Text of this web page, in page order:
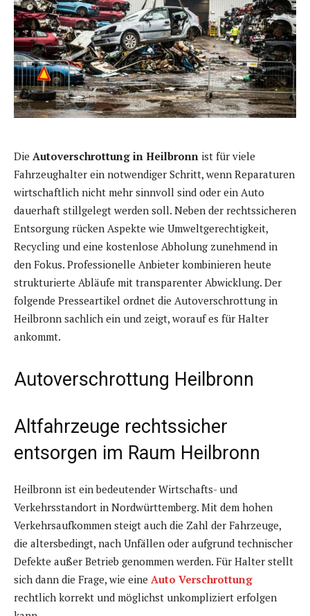
Die Autoverschrottung in Heilbronn ist für viele
Fahrzeughalter ein notwendiger Schritt, wenn Reparaturen
wirtschaftlich nicht mehr sinnvoll sind oder ein Auto
dauerhaft stillgelegt werden soll. Neben der rechtssicheren
Entsorgung rücken Aspekte wie Umweltgerechtigkeit,
Recycling und eine kostenlose Abholung zunehmend in
den Fokus. Professionelle Anbieter kombinieren heute
strukturierte Abläufe mit transparenter Abwicklung. Der
folgende Presseartikel ordnet die Autoverschrottung in
Heilbronn sachlich ein und zeigt, worauf es für Halter
ankommt.
Autoverschrottung Heilbronn
Altfahrzeuge rechtssicher
entsorgen im Raum Heilbronn
Heilbronn ist ein bedeutender Wirtschafts- und
Verkehrsstandort in Nordwürttemberg. Mit dem hohen
Verkehrsaufkommen steigt auch die Zahl der Fahrzeuge,
die altersbedingt, nach Unfällen oder aufgrund technischer
Defekte außer Betrieb genommen werden. Für Halter stellt
sich dann die Frage, wie eine Auto Verschrottung
rechtlich korrekt und möglichst unkompliziert erfolgen